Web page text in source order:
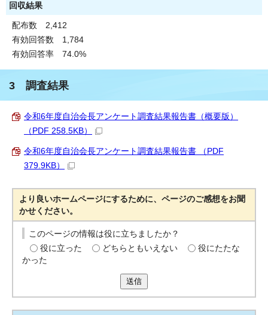
回収結果
配布数 2,412
有効回答数 1,784
有効回答率 74.0%
3 調査結果
令和6年度自治会長アンケート調査結果報告書（概要版）
（PDF 258.5KB）
令和6年度自治会長アンケート調査結果報告書 （PDF
379.9KB）
より良いホームページにするために、ページのご感想をお聞
かせください。
このページの情報は役に立ちましたか？
役に立った
どちらともいえない
役にたたな
かった
送信